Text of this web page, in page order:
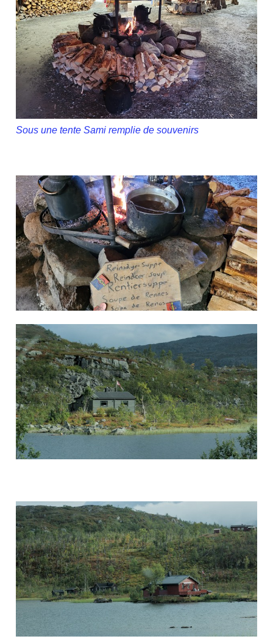
Sous une tente Sami remplie de souvenirs